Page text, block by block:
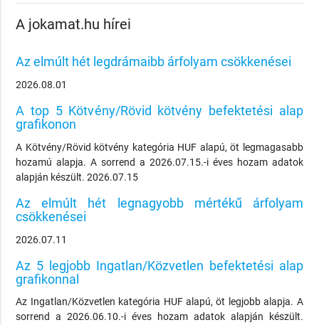
A jokamat.hu hírei
Az elmúlt hét legdrámaibb árfolyam csökkenései
2026.08.01
A top 5 Kötvény/Rövid kötvény befektetési alap
grafikonon
A Kötvény/Rövid kötvény kategória HUF alapú, öt legmagasabb
hozamú alapja. A sorrend a 2026.07.15.-i éves hozam adatok
alapján készült. 2026.07.15
Az elmúlt hét legnagyobb mértékű árfolyam
csökkenései
2026.07.11
Az 5 legjobb Ingatlan/Közvetlen befektetési alap
grafikonnal
Az Ingatlan/Közvetlen kategória HUF alapú, öt legjobb alapja. A
sorrend a 2026.06.10.-i éves hozam adatok alapján készült.